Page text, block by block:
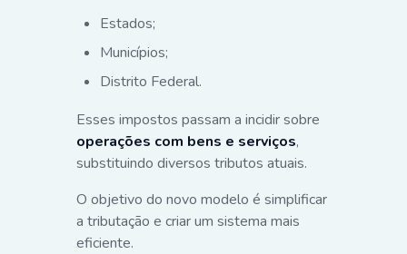
Estados;
Municípios;
Distrito Federal.
Esses impostos passam a incidir sobre
operações com bens e serviços,
substituindo diversos tributos atuais.
O objetivo do novo modelo é simplificar
a tributação e criar um sistema mais
eficiente.